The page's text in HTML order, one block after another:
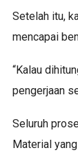
Setelah itu,
mencapai
“Kalau
pengerjaan
Seluruh
Material